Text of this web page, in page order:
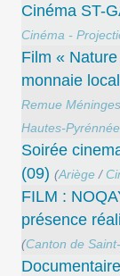
Cinéma ST-
Cinéma -
Film «
monnaie
Remue Méninges
Hautes-
Soirée
(09) (Ariège /
FILM :
présence
(Canton de